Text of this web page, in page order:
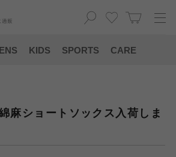
通販
KIDS SPORTS CARE
麻ショートソックス入荷しま